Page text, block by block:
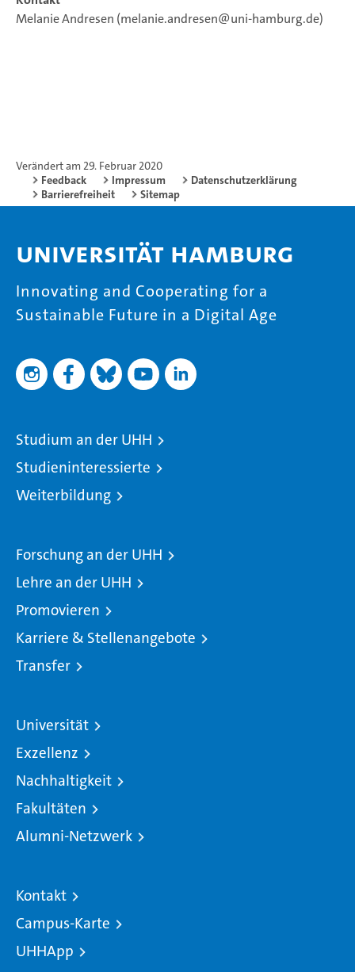
Melanie Andresen (melanie.andresen@uni-hamburg.de)
Verändert am 29. Februar 2020
Feedback
Impressum
Datenschutzerklärung
Barrierefreiheit
Sitemap
Universität Hamburg
Innovating and Cooperating for a
Sustainable Future in a Digital Age
Studium an der UHH
Studieninteressierte
Weiterbildung
Forschung an der UHH
Lehre an der UHH
Promovieren
Karriere & Stellenangebote
Transfer
Universität
Exzellenz
Nachhaltigkeit
Fakultäten
Alumni-Netzwerk
Kontakt
Campus-Karte
UHHApp